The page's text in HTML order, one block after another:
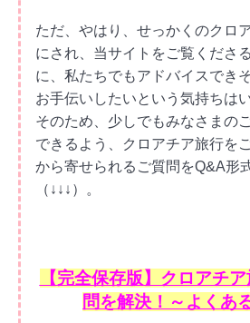
ただ、やはり、せっかくのクロ
にされ、当サイトをご覧くださ
に、私たちでもアドバイスでき
お手伝いしたいという気持ちは
そのため、少しでもみなさまの
できるよう、クロアチア旅行を
から寄せられるご質問をQ&A形
（↓↓↓）。
【完全保存版】クロアチ
問を解決！～よくあ